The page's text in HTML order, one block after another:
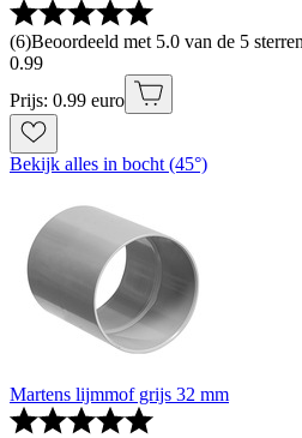
(6)Beoordeeld met 5.0 van de 5
0.99
Prijs: 0.99 euro
Bekijk alles in bocht (45°)
Martens lijmmof grijs 32 mm